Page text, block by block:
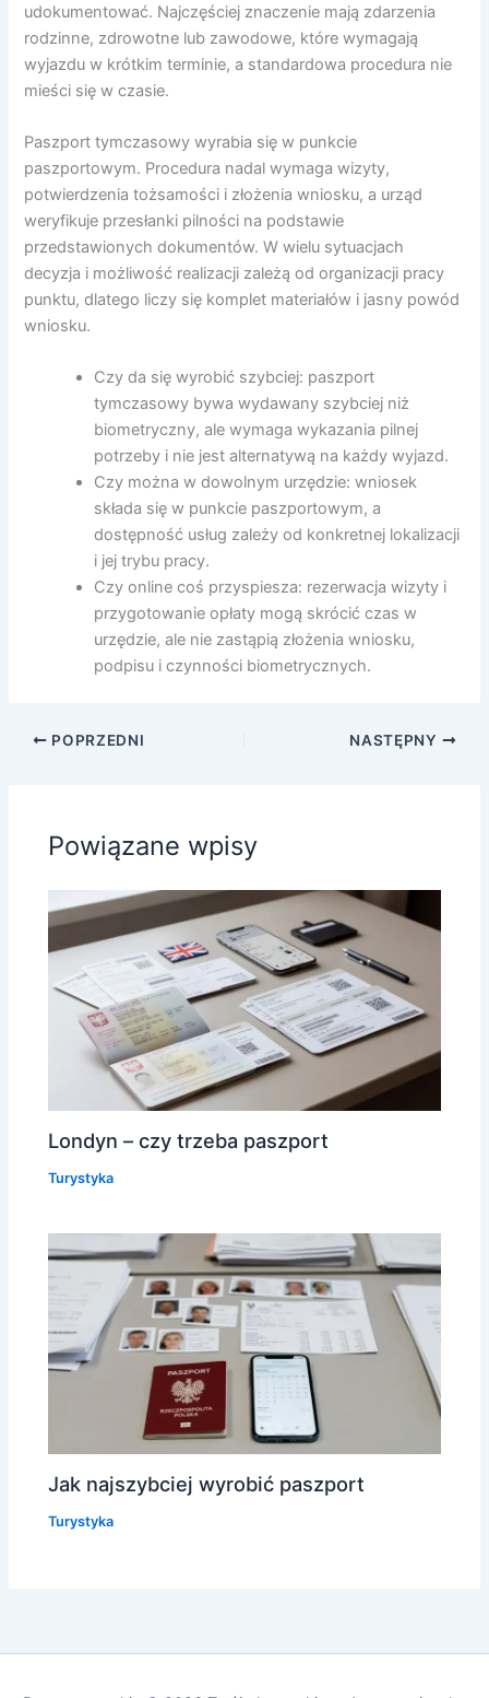
udokumentować. Najczęściej znaczenie mają zdarzenia
rodzinne, zdrowotne lub zawodowe, które wymagają
wyjazdu w krótkim terminie, a standardowa procedura nie
mieści się w czasie.
Paszport tymczasowy wyrabia się w punkcie
paszportowym. Procedura nadal wymaga wizyty,
potwierdzenia tożsamości i złożenia wniosku, a urząd
weryfikuje przesłanki pilności na podstawie
przedstawionych dokumentów. W wielu sytuacjach
decyzja i możliwość realizacji zależą od organizacji pracy
punktu, dlatego liczy się komplet materiałów i jasny powód
wniosku.
Czy da się wyrobić szybciej: paszport
tymczasowy bywa wydawany szybciej niż
biometryczny, ale wymaga wykazania pilnej
potrzeby i nie jest alternatywą na każdy wyjazd.
Czy można w dowolnym urzędzie: wniosek
składa się w punkcie paszportowym, a
dostępność usług zależy od konkretnej lokalizacji
i jej trybu pracy.
Czy online coś przyspiesza: rezerwacja wizyty i
przygotowanie opłaty mogą skrócić czas w
urzędzie, ale nie zastąpią złożenia wniosku,
podpisu i czynności biometrycznych.
POPRZEDNI NASTĘPNY
Powiązane wpisy
Londyn – czy trzeba paszport
Turystyka
Jak najszybciej wyrobić paszport
Turystyka